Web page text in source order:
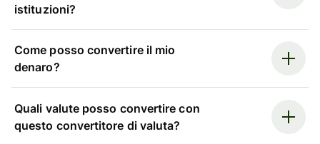
istituzioni?
Come posso convertire il mio
denaro?
Quali valute posso convertire con
questo convertitore di valuta?